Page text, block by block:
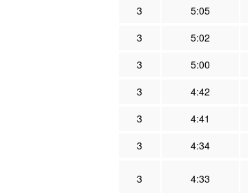
3
5:05
3
5:02
3
5:00
3
4:42
3
4:41
3
4:34
3 4:33